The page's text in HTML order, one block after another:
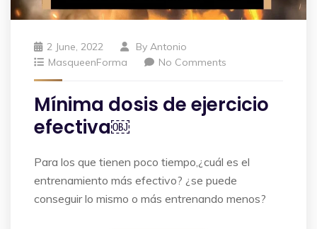
2 June, 2022 By Antonio
MasqueenForma
No Comments
Mínima dosis de ejercicio
efectiva￼
Para los que tienen poco tiempo,¿cuál es el
entrenamiento más efectivo? ¿se puede
conseguir lo mismo o más entrenando menos?